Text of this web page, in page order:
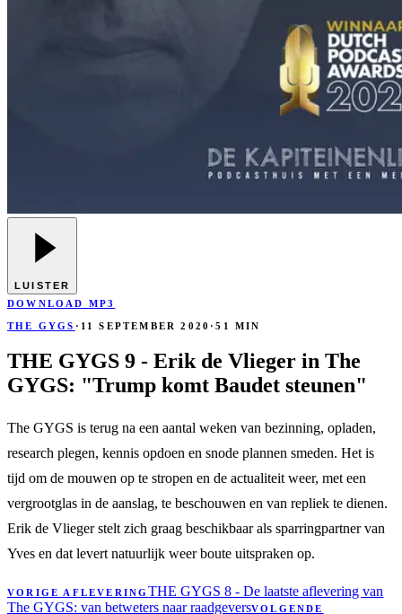
LUISTER
DOWNLOAD MP3
THE GYGS · 11 SEPTEMBER 2020 ·51 MIN
THE GYGS 9 - Erik de Vlieger in The
GYGS: "Trump komt Baudet steunen"
The GYGS is terug na een aantal weken van bezinning, opladen,
research plegen, kennis opdoen en snode plannen smeden. Het is
tijd om de mouwen op te stropen en de actualiteit weer, met een
vergrootglas in de aanslag, te beschouwen en van repliek te dienen.
Erik de Vlieger stelt zich graag beschikbaar als sparringpartner van
Yves en dat levert natuurlijk weer boute uitspraken op.
VORIGE AFLEVERING THE GYGS 8 - De laatste aflevering van
The GYGS: van betweters naar raadgeversVOLGENDE